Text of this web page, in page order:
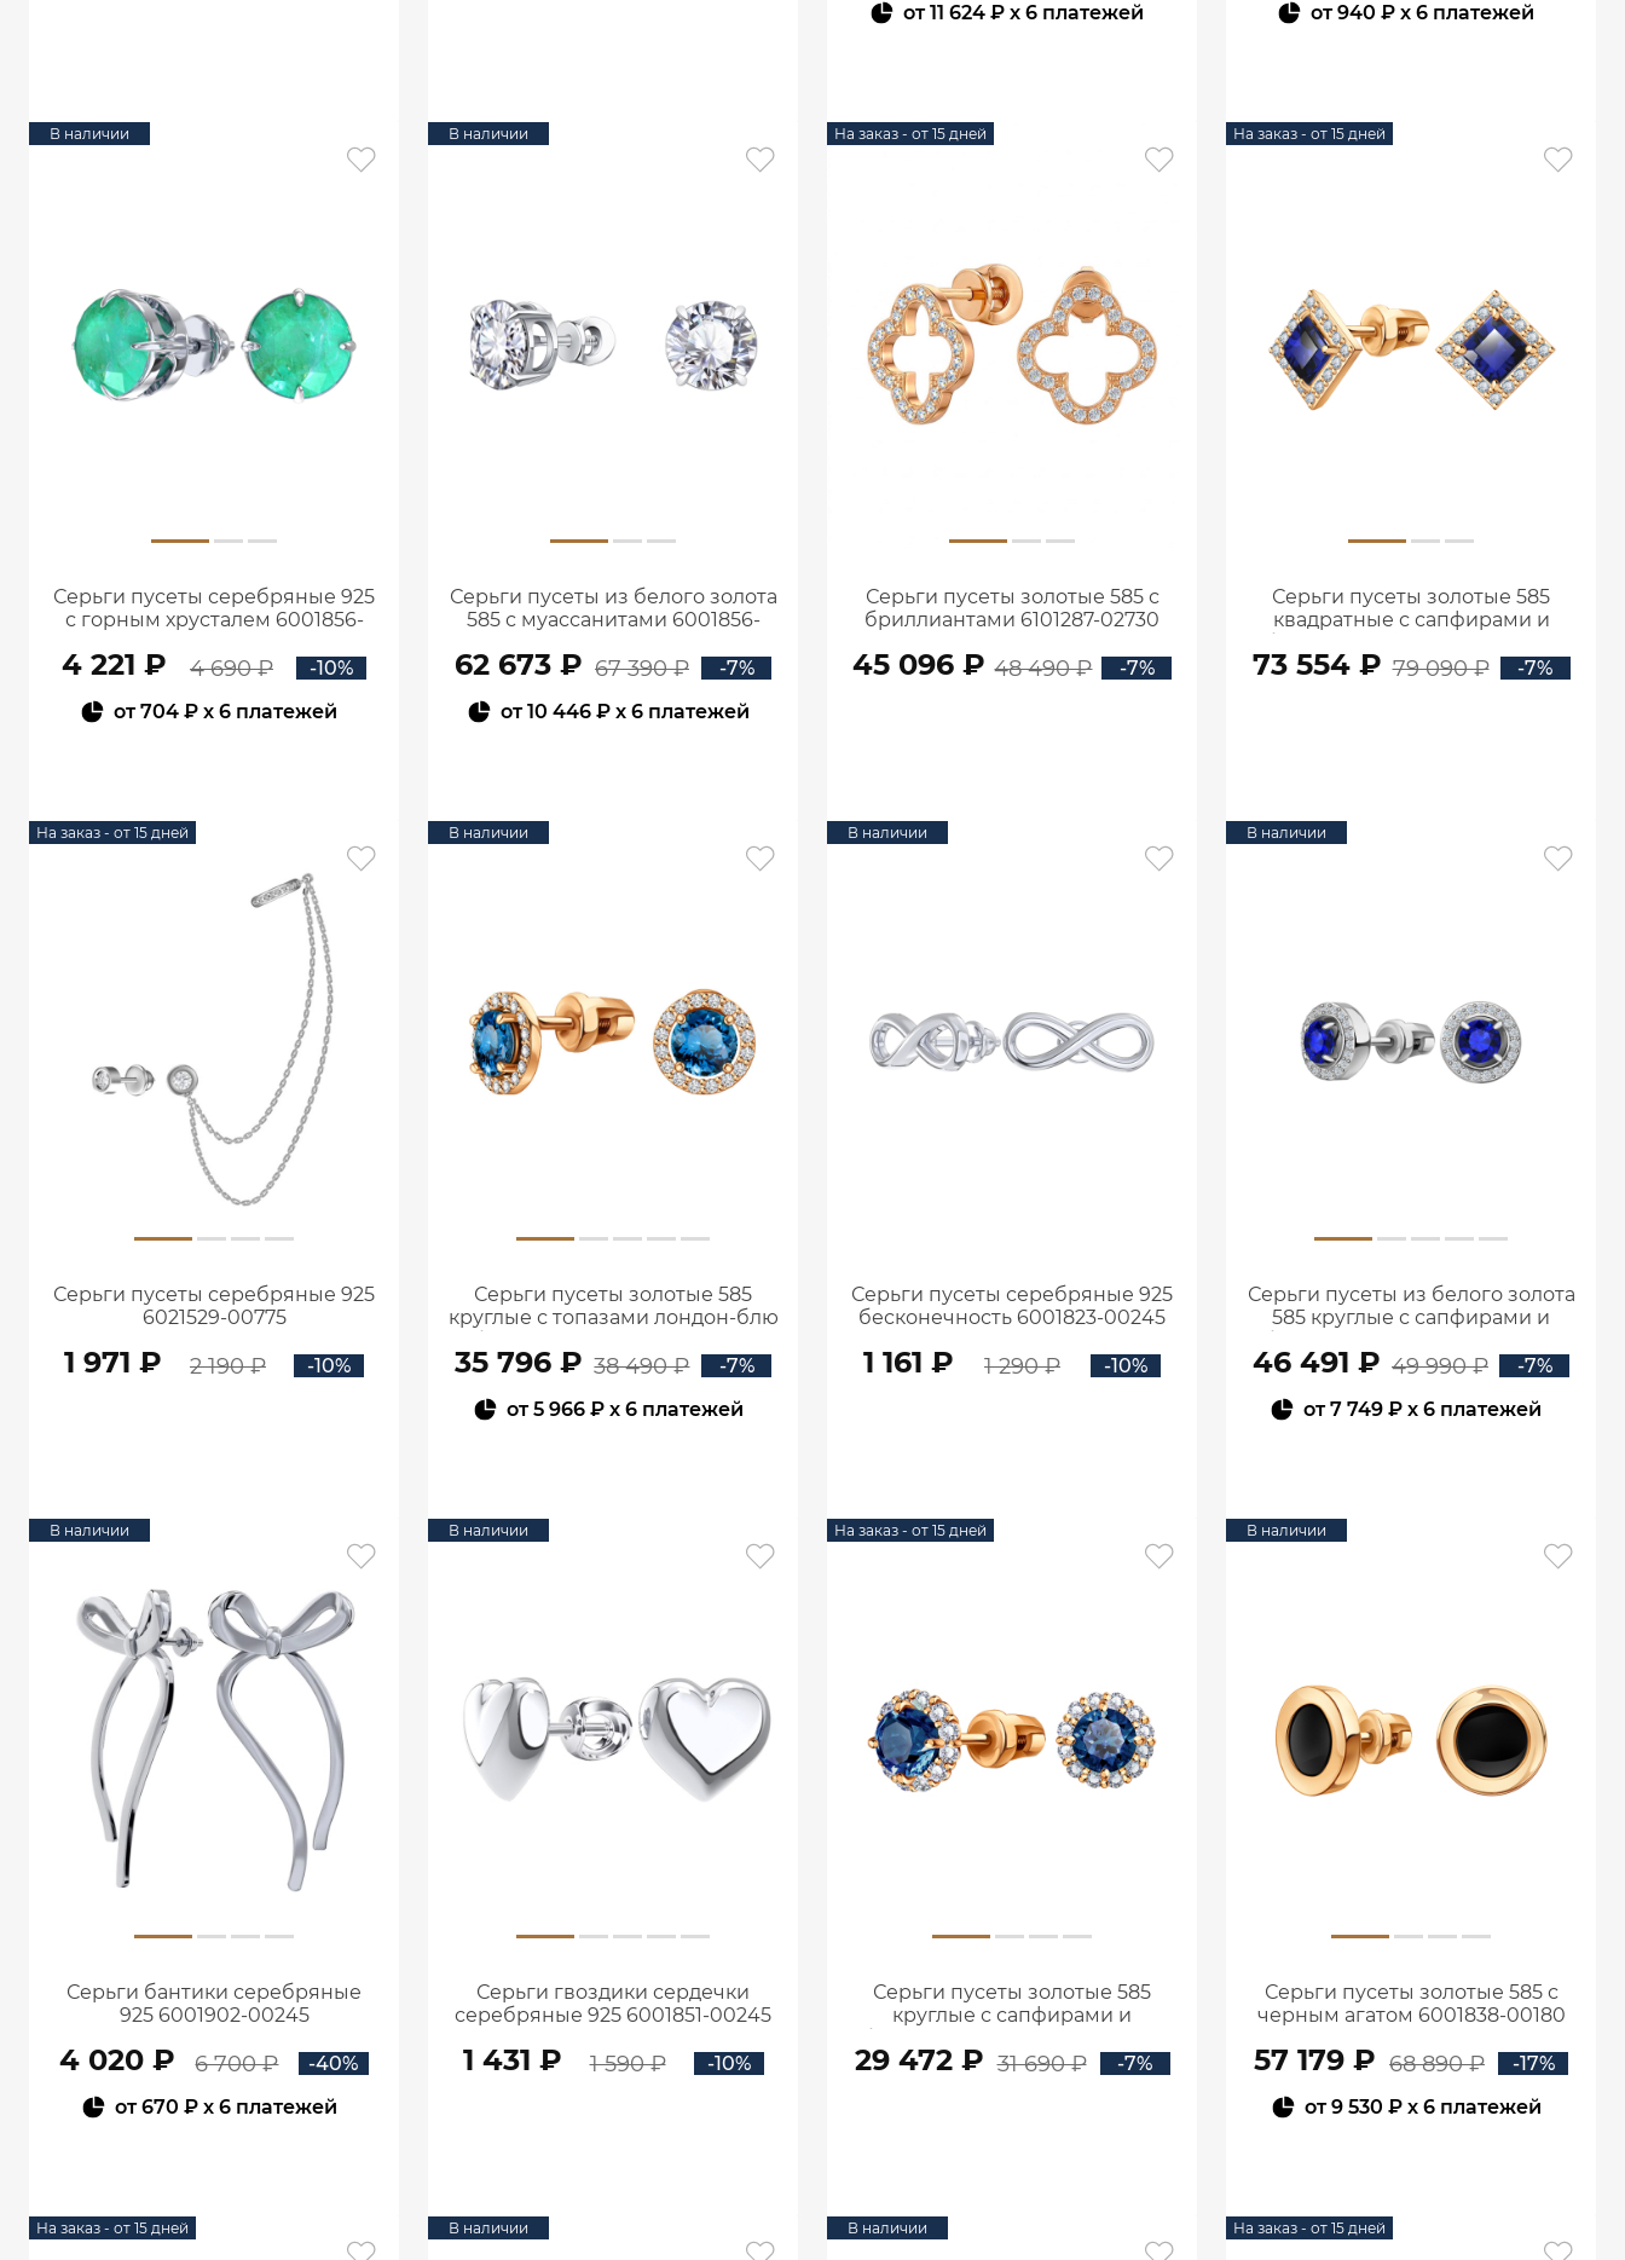
от11 624 ₽ x 6 платежей
от940 ₽ x 6 платежей
В наличии
Серьги пусеты серебряные 925
с горным хрусталем 6001856-
4 221 ₽ 4 690 ₽
-10%
от704 ₽ x 6 платежей
В наличии
Серьги пусеты из белого золота
585 с муассанитами 6001856-
62 673 ₽ 67 390 ₽
-7%
от10 446 ₽x 6 платежей
На заказ - от 15 дней
Серьги пусеты золотые 585 с
бриллиантами 6101287-02730
45 096 ₽ 48 490 ₽ -7%
На заказ - от 15 дней
Серьги пусеты золотые 585
квадратные с сапфирами и
73 554 ₽ 79 090 ₽ -7%
На заказ - от 15 дней
Серьги пусеты серебряные 925
6021529-00775
1 971 ₽ 2 190 ₽ -10%
В наличии
Серьги пусеты золотые 585
круглые с топазами лондон-блю
35 796 ₽ 38 490 ₽
-7%
от5 966 ₽x 6 платежей
В наличии
Серьги пусеты серебряные 925
бесконечность 6001823-00245
1 161 ₽ 1 290 ₽ -10%
В наличии
Серьги пусеты из белого золота
585 круглые с сапфирами и
46 491 ₽ 49 990 ₽
-7%
от7 749 ₽ x 6 платежей
В наличии
Серьги бантики серебряные
925 6001902-00245
4 020 ₽ 6 700 ₽
-40%
от670 ₽x 6 платежей
В наличии
Серьги гвоздики сердечки
серебряные 925 6001851-00245
1 431 ₽ 1 590 ₽ -10%
На заказ - от 15 дней
Серьги пусеты золотые 585
круглые с сапфирами и
29 472 ₽ 31 690 ₽ -7%
В наличии
Серьги пусеты золотые 585 с
черным агатом 6001838-00180
57 179 ₽ 68 890 ₽
-17%
от9 530 ₽x 6 платежей
На заказ - от 15 дней В наличии В наличии На заказ - от 15 дней